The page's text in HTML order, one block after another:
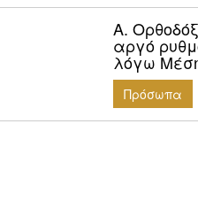
Α.
αργό
λόγω
Πρόσωπα